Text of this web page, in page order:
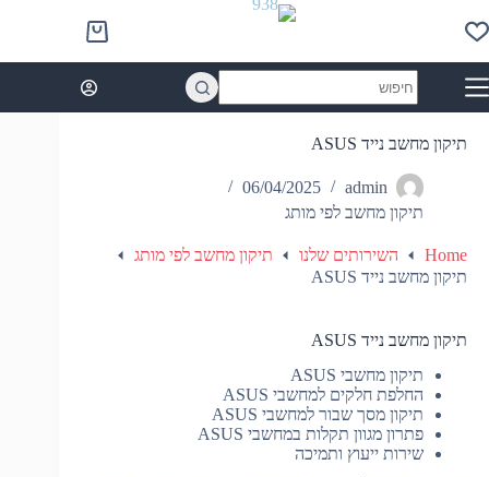
to
content
Shopping
cart
results
תיקון מחשב נייד ASUS
admin
06/04/2025
תיקון מחשב לפי מותג
Home השירותים שלנו
תיקון מחשב לפי מותג
תיקון מחשב נייד ASUS
תיקון מחשב נייד ASUS
תיקון מחשבי ASUS
החלפת חלקים למחשבי ASUS
תיקון מסך שבור למחשבי ASUS
פתרון מגוון תקלות במחשבי ASUS
שירות ייעוץ ותמיכה